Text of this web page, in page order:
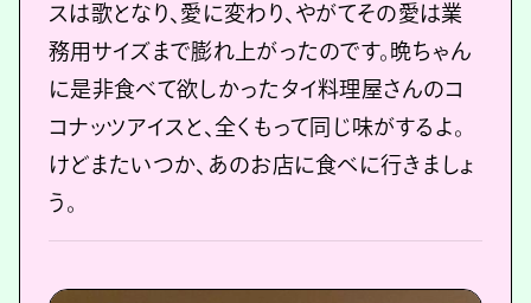
スは歌となり、愛に変わり、やがてその愛は業
務用サイズまで膨れ上がったのです。晩ちゃん
に是非食べて欲しかったタイ料理屋さんのコ
コナッツアイスと、全くもって同じ味がするよ。
けどまたいつか、あのお店に食べに行きましょ
う。